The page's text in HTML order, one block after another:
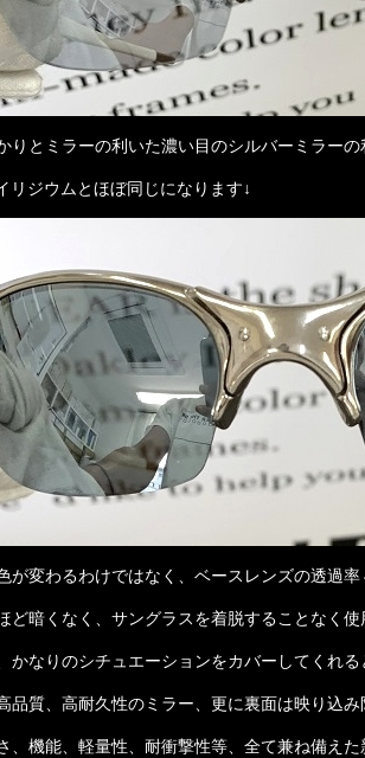
りとミラーの利いた濃い目のシルバーミラー
リジウムとほぼ同じになります↓
が変わるわけではなく、ベースレンズの透過
ど暗くなく、サングラスを着脱することなく
かなりのシチュエーションをカバーしてくれ
品質、高耐久性のミラー、更に裏面は映り込
、機能、軽量性、耐衝撃性等、全て兼ね備え